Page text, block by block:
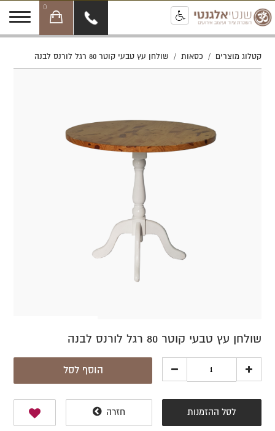
0
קטלוג מוצרים / כסאות / שולחן עץ טבעי קוטר 80 רגל לורנס לבנה
שולחן עץ טבעי קוטר 80 רגל לורנס לבנה
הוסף לסל
לסל ההזמנות חזרה